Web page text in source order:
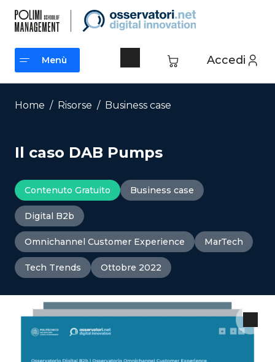
contenuto
Accedi
Menù
Menù
Home / Risorse / Business case
Il caso DAB Pumps
Contenuto Gratuito Business case
Digital B2b
Omnichannel Customer Experience MarTech
Tech Trends Ottobre 2022